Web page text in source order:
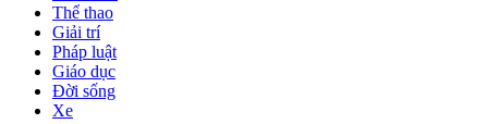
Thể thao
Giải trí
Pháp luật
Giáo dục
Đời sống
Xe